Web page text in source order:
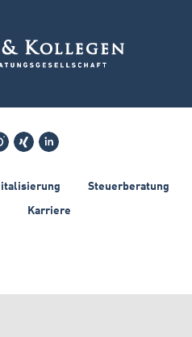
Steuerberatung
Karriere
xing Linkedin